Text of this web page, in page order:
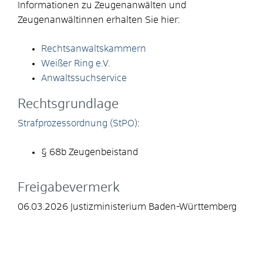
Informationen zu Zeugenanwälten und
Zeugenanwältinnen erhalten Sie hier:
Rechtsanwaltskammern
Weißer Ring e.V.
Anwaltssuchservice
Rechtsgrundlage
Strafprozessordnung (StPO):
§ 68b Zeugenbeistand
Freigabevermerk
06.03.2026 Justizministerium Baden-Württemberg